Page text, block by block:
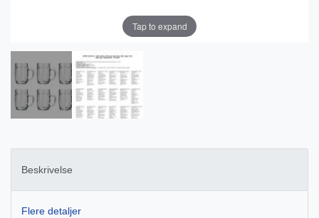
Tap to expand
Beskrivelse
Flere detaljer